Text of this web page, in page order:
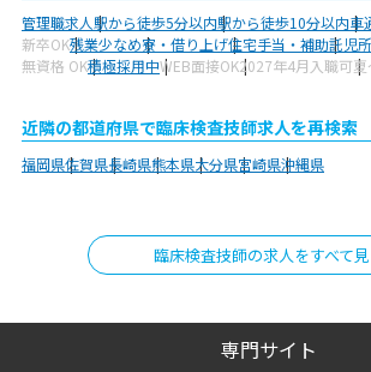
管理職求人駅から徒歩5分以内駅から徒歩10分以内車
新卒OK残業少なめ寮・借り上げ住宅手当・補助託児
無資格 OK積極採用中WEB面接OK2027年4月入職可
近隣の都道府県で臨床検査技師求人を再検索
福岡県佐賀県長崎県熊本県大分県宮崎県沖縄県
臨床検査技師の求人をすべて
専門サイト